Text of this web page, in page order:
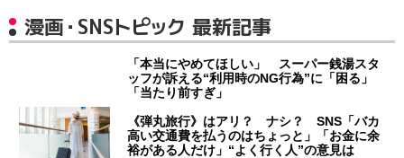
漫画・SNSトピック 最新記事
「本当にやめてほしい」 スーパー銭湯スタ
ッフが訴える“利用時のNG行為”に「困る」
「当たり前すぎ」
《弾丸旅行》はアリ？ ナシ？ SNS「バカ
高い交通費を払うのはちょっと」「お金に余
裕がある人だけ」“よく行く人”の意見は